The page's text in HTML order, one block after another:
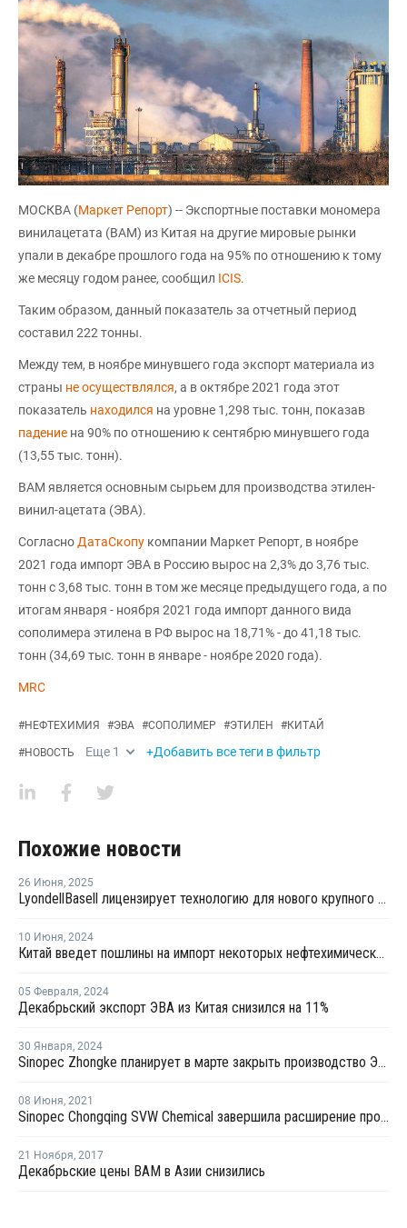
МОСКВА (Маркет Репорт) -- Экспортные поставки мономера
винилацетата (ВАМ) из Китая на другие мировые рынки
упали в декабре прошлого года на 95% по отношению к тому
же месяцу годом ранее, сообщил ICIS.
Таким образом, данный показатель за отчетный период
составил 222 тонны.
Между тем, в ноябре минувшего года экспорт материала из
страны не осуществлялся, а в октябре 2021 года этот
показатель находился на уровне 1,298 тыс. тонн, показав
падение на 90% по отношению к сентябрю минувшего года
(13,55 тыс. тонн).
ВАМ является основным сырьем для производства этилен-
винил-ацетата (ЭВА).
СогласноДатаСкопу компании Маркет Репорт, в ноябре
2021 года импорт ЭВА в Россию вырос на 2,3% до 3,76 тыс.
тонн с 3,68 тыс. тонн в том же месяце предыдущего года, а по
итогам января - ноября 2021 года импорт данного вида
сополимера этилена в РФ вырос на 18,71% - до 41,18 тыс.
тонн (34,69 тыс. тонн в январе - ноябре 2020 года).
MRC
#НЕФТЕХИМИЯ #ЭВА #СОПОЛИМЕР #ЭТИЛЕН #КИТАЙ
#НОВОСТЬ Еще 1 +Добавить все теги в фильтр
Похожие новости
26 Июня, 2025
LyondellBasell лицензирует технологию для нового крупного китайского полиолефинового комплекса
10 Июня, 2024
Китай введет пошлины на импорт некоторых нефтехимических продуктов из Тайваня
05 Февраля, 2024
Декабрьский экспорт ЭВА из Китая снизился на 11%
30 Января, 2024
Sinopec Zhongke планирует в марте закрыть производство ЭВА в Китае на ремонт
08 Июня, 2021
Sinopec Chongqing SVW Chemical завершила расширение производства сополимеров этилена винилацетата в Китае
21 Ноября, 2017
Декабрьские цены ВАМ в Азии снизились